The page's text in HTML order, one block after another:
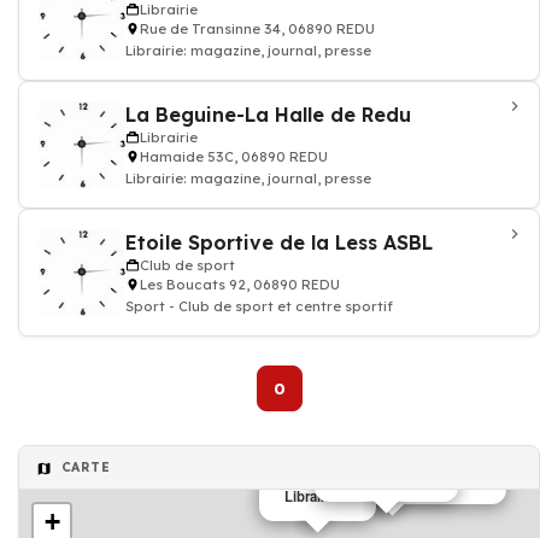
Librairie
Rue de Transinne 34, 06890 REDU
Librairie: magazine, journal, presse
La Beguine-La Halle de Redu
Librairie
Hamaide 53C, 06890 REDU
Librairie: magazine, journal, presse
Etoile Sportive de la Less ASBL
Club de sport
Les Boucats 92, 06890 REDU
Sport - Club de sport et centre sportif
0
CARTE
Librairie
+